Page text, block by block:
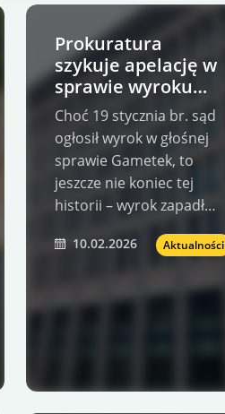
Prokuratura
szykuje apelację w
sprawie wyroku
Gametek. Co dalej z
wątkiem ZPR?
Choć 19 stycznia br. sąd
ogłosił wyrok w głośnej
sprawie Gametek, to
jeszcze nie koniec tej
historii – wyrok zapadł…
10.02.2026 Aktualności